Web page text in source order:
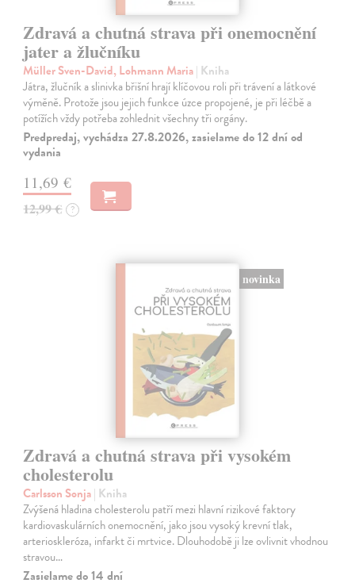
Zdravá a chutná strava při onemocnění
jater a žlučníku
Müller Sven-David, Lohmann Maria| Kniha
Játra, žlučník a slinivka břišní hrají klíčovou roli při trávení a látkové
výměně. Protože jsou jejich funkce úzce propojené, je při léčbě a
potížích vždy potřeba zohlednit všechny tři orgány.
Predpredaj, vychádza 27.8.2026, zasielame do 12 dní od
vydania
11,69 €
12,99 € ?
novinka
Zdravá a chutná strava při vysokém
cholesterolu
Carlsson Sonja| Kniha
Zvýšená hladina cholesterolu patří mezi hlavní rizikové faktory
kardiovaskulárních onemocnění, jako jsou vysoký krevní tlak,
arterioskleróza, infarkt či mrtvice. Dlouhodobě ji lze ovlivnit vhodnou
stravou…
Zasielame do 14 dní